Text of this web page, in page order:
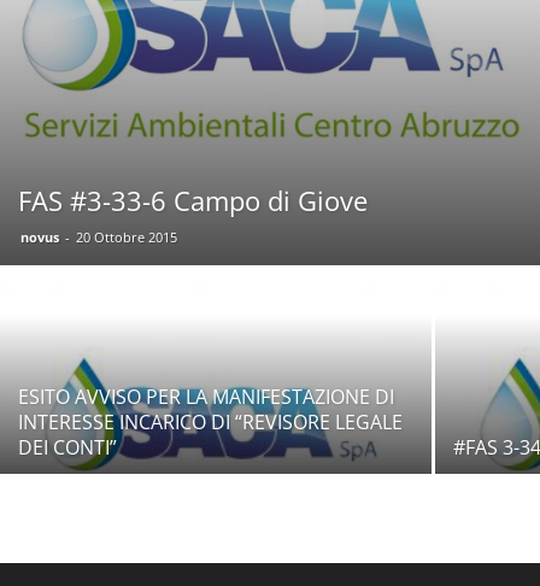
FAS #3-33-6 Campo di Giove
novus - 20 Ottobre 2015
ESITO AVVISO PER LA MANIFESTAZIONE DI
INTERESSE INCARICO DI “REVISORE LEGALE
DEI CONTI”
#FAS 3-